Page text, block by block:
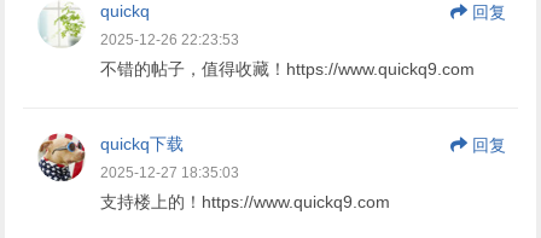
quickq 回复
2025-12-26 22:23:53
不错的帖子，值得收藏！https://www.quickq9.com
quickq下载 回复
2025-12-27 18:35:03
支持楼上的！https://www.quickq9.com